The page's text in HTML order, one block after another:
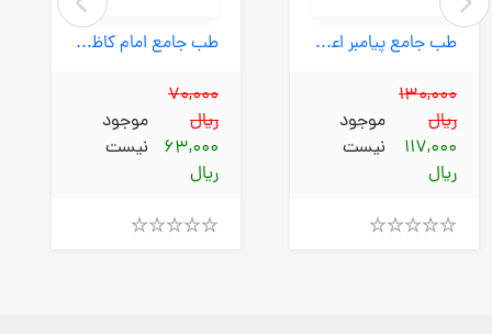
طب جامع امام کاظم (پیام عدالت) وزیری سلفون
70,000
ریال
63,000
ریال
موجود
نیست
طب جامع پیامبر اعظم (پیام عدالت) وزیری سلفون
130,000
ریال
117,000
ریال
موجود
نیست